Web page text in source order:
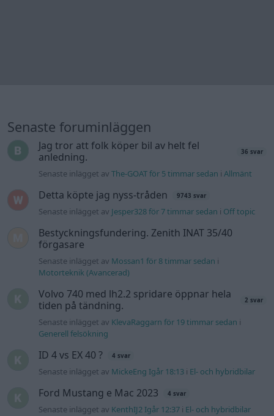
Senaste foruminläggen
Jag tror att folk köper bil av helt fel
anledning.
36 svar
Senaste inlägget avThe-GOAT för 5 timmar sedan iAllmänt
Detta köpte jag nyss-tråden 9743 svar
Senaste inlägget av Jesper328 för 7 timmar sedan i Off topic
Bestyckningsfundering. Zenith INAT 35/40
förgasare
Senaste inlägget av Mossan1 för 8 timmar sedan i
Motorteknik (Avancerad)
Volvo 740 med lh2.2 spridare öppnar hela
tiden på tändning.
2 svar
Senaste inlägget av KlevaRaggarn för 19 timmar sedan i
Generell felsökning
ID 4 vs EX 40 ? 4 svar
Senaste inlägget av MickeEng Igår 18:13 i El- och hybridbilar
Ford Mustang e Mac 2023 4 svar
Senaste inlägget av KenthIJ2 Igår 12:37 i El- och hybridbilar